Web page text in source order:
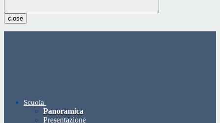
close
Scuola
Panoramica
Presentazione